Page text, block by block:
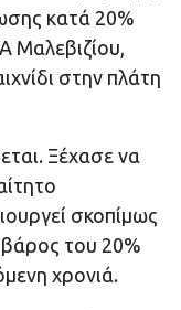
κατά 20%
στην πλάτη
Ξέχασε να
σκοπίμως
του 20%
χρονιά.